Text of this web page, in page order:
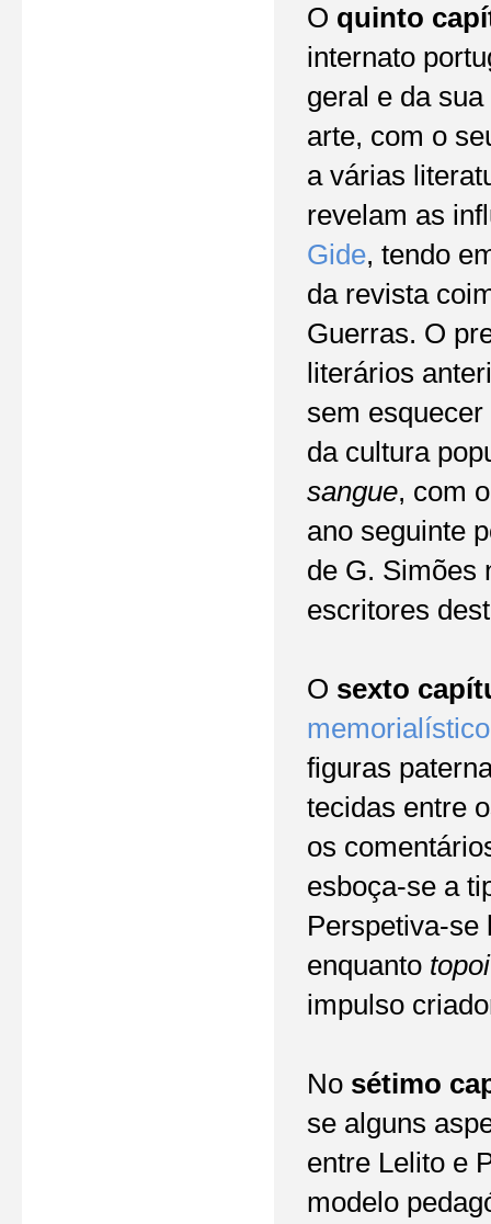
O quinto
internato
geral e da
arte, com o
a várias
revelam as
Gide, tendo
da revista
Guerras. O
literários
sem
da cultura
sangue, com
ano seguinte
de G. Simões
escritores
O sexto
memorialístico
figuras
tecidas entre
os
esboça-se a
Perspetiva-
enquanto topoi
impulso
No sétimo
se alguns
entre Lelito e
modelo